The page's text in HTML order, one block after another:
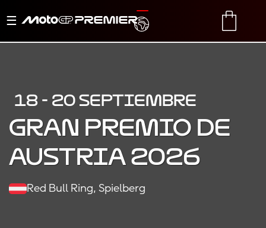
Alternar
TRANSLATE
18 - 20 SEPTIEMBRE
Gran Premio de
Austria 2026
Red Bull Ring, Spielberg